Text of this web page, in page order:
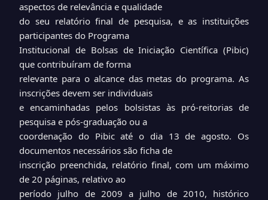
aspectos de relevância e qualidade
do seu relatório final de pesquisa, e as instituições
participantes do Programa
Institucional de Bolsas de Iniciação Científica (Pibic)
que contribuíram de forma
relevante para o alcance das metas do programa. As
inscrições devem ser individuais
e encaminhadas pelos bolsistas às pró-reitorias de
pesquisa e pós-graduação ou a
coordenação do Pibic até o dia 13 de agosto. Os
documentos necessários são ficha de
inscrição preenchida, relatório final, com um máximo
de 20 páginas, relativo ao
período julho de 2009 a julho de 2010, histórico